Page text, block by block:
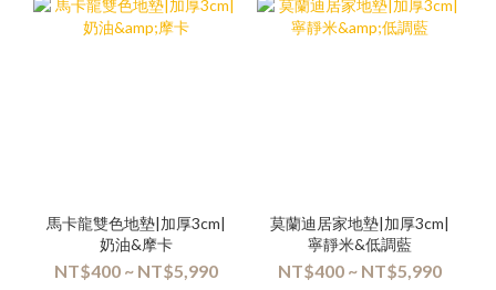
馬卡龍雙色地墊|加厚3cm|
奶油&摩卡
NT$400 ~ NT$5,990
莫蘭迪居家地墊|加厚3cm|
寧靜米&低調藍
NT$400 ~ NT$5,990